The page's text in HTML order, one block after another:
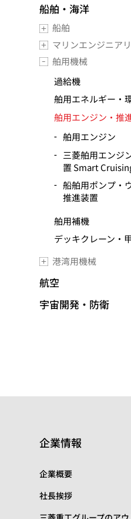
船舶・海洋
船舶
マリンエンジニア
舶用機械
過給機
舶用エネルギー・
舶用エンジン・推
舶用エンジン
三菱舶用エンジ
置 Smart
船舶用ポンプ・
推進装置
舶用補機
デッキクレーン・
港湾用機械
航空
宇宙開発・防衛
企業情報
企業概要
社長挨拶